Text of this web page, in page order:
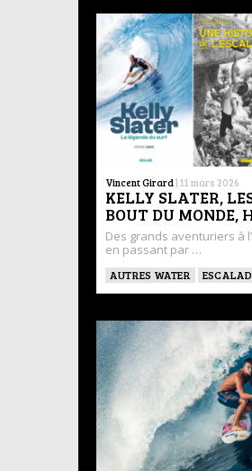
Vincent Girard | 11 mars 2026
KELLY SLATER,
BOUT DU MONDE,
Des grands aventuriers à
en passant par …
AUTRES WATER